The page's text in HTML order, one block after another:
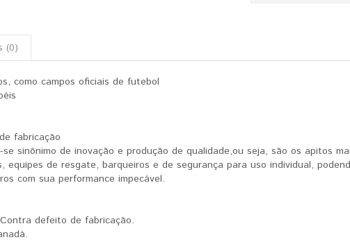
(0)
como campos oficiais de futebol
fabricação
se sinônimo de inovação e produção de qualidade,ou seja, são os apitos
equipes de resgate, barqueiros e de segurança para uso individual,
com sua performance impecável.
defeito de fabricação.